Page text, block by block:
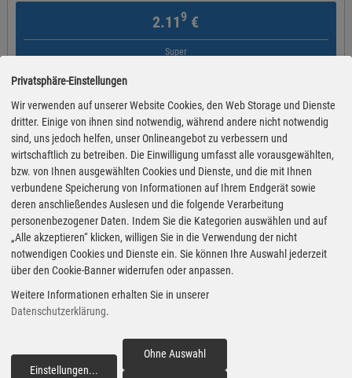
2.119 €
Super
Tankstelle
Mayener Straße 8
Super Preise in Volkesfeld
Bester Super E10 Preis in
Volkesfeld
2.039€
Super E10
Hausener Straße 51
Preiswerter tanken - finden Sie die günstigsten Benzin und Diesel
Preise in Ihrer Stadt
Privatsphäre-Einstellungen
Wir verwenden auf unserer Website Cookies, den Web Storage und Dienste
dritter. Einige von ihnen sind notwendig, während andere nicht notwendig
sind, uns jedoch helfen, unser Onlineangebot zu verbessern und
wirtschaftlich zu betreiben. Die Einwilligung umfasst alle vorausgewählten,
bzw. von Ihnen ausgewählten Cookies und Dienste, und die mit Ihnen
verbundene Speicherung von Informationen auf Ihrem Endgerät sowie
deren anschließendes Auslesen und die folgende Verarbeitung
personenbezogener Daten. Indem Sie die Kategorien auswählen und auf
„Alle akzeptieren“ klicken, willigen Sie in die Verwendung der nicht
notwendigen Cookies und Dienste ein. Sie können Ihre Auswahl jederzeit
über den Cookie-Banner widerrufen oder anpassen.
Weitere Informationen erhalten Sie in unserer
Datenschutzerklärung.
Einstellungen...
Ohne Auswahl